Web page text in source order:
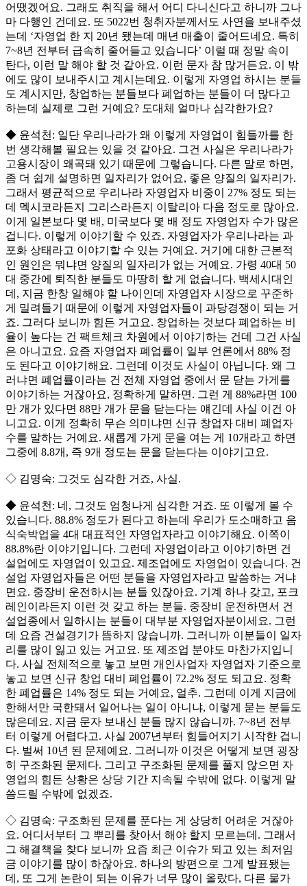
어땠겠어요. 그래도 취직을 해서 어디 다니신다고 하니까 그나
마 다행인 건데요. 또 5022번 청취자분께서도 사연을 보내주셨
는데 ‘자영업 한 지 20년 됐는데 매년 매출이 줄어드네요. 특히
7~8년 전부터 급속히 줄어들고 있습니다’ 이럴 때 정말 속이
탄다, 이런 말 해야 할 것 같아요. 이런 문자 참 많거든요. 이 밖
에도 많이 보내주시고 계시는데요. 이렇게 자영업 하시는 분들
도 계시지만, 창업하는 분들보다 폐업하는 분들이 더 많다고
하는데 실제로 그런 거예요? 도대체 얼마나 심각한가요?
◆ 윤석천: 일단 우리나라가 왜 이렇게 자영업이 힘들까를 한
번 생각해볼 필요는 있을 것 같아요. 그건 사실은 우리나라가
고용시장이 왜곡돼 있기 때문에 그렇습니다. 다른 말로 하면,
좀 더 쉽게 설명하면 일자리가 없어요, 좋은 양질의 일자리가.
그래서 평균적으로 우리나라 자영업자 비중이 27% 정도 되는
데 멕시코라든지 그리스라든지 이탈리아 다음 정도로 많아요.
이게 일본보다 몇 배, 미국보다 몇 배 정도 자영업자 수가 많은
겁니다. 이렇게 이야기할 수 있죠. 자영업자가 우리나라는 과
포화 상태라고 이야기할 수 있는 거예요. 거기에 대한 근본적
인 원인은 뭐냐면 양질의 일자리가 없는 거예요. 가령 40대 50
대 중간에 퇴직한 분들도 마땅히 할 게 없습니다. 백세시대인
데, 지금 한창 일해야 할 나이인데 자영업자 시장으로 꾸준하
게 밀려들기 때문에 이렇게 자영업자들이 과당경쟁이 되는 거
죠. 그러다 보니까 힘든 거고요. 창업하는 것보다 폐업하는 비
율이 높다는 건 팩트체크 차원에서 이야기하는 건데 그건 사실
은 아니고요. 요즘 자영업자 폐업률이 일부 언론에서 88% 정
도 된다고 이야기해요. 그런데 이것도 사실이 아닙니다. 왜 그
러냐면 폐업률이라는 건 전체 자영업 중에서 문 닫는 가게를
이야기하는 거잖아요, 정확하게 말하면. 그런 게 88%라면 100
만 개가 있다면 88만 개가 문을 닫는다는 얘긴데 사실 이건 아
니고요. 이게 정확히 무슨 의미냐면 신규 창업자 대비 폐업자
수를 말하는 거예요. 새롭게 가게 문을 여는 게 10개라고 하면
그중에 8.8개, 즉 9개 정도는 문을 닫는다는 이야기고요.
◇ 김명숙: 그것도 심각한 거죠, 사실.
◆ 윤석천: 네, 그것도 엄청나게 심각한 거죠. 또 이렇게 볼 수
있습니다. 88.8% 정도가 된다고 하는데 우리가 도소매하고 음
식숙박업을 4대 대표적인 자영업자라고 이야기해요. 이쪽이
88.8%란 이야기입니다. 그런데 자영업이라고 이야기하면 건
설업에도 자영업이 있고요. 제조업에도 자영업이 있습니다. 건
설업 자영업자들은 어떤 분들을 자영업자라고 말씀하는 거냐
면요. 중장비 운전하시는 분들 있잖아요. 기계 하나 갖고, 포크
레인이라든지 이런 것 갖고 하는 분들. 중장비 운전하면서 건
설업종에서 일하시는 분들이 대부분 자영업자분이세요. 그런
데 요즘 건설경기가 뜸하지 않습니까. 그러니까 이분들이 일자
리를 많이 잃고 있는 거고요. 또 제조업 분야도 마찬가지입니
다. 사실 전체적으로 놓고 보면 개인사업자 자영업자 기준으로
놓고 보면 신규 창업 대비 폐업률이 72.2% 정도 되고요. 정확
한 폐업률은 14% 정도 되는 거예요, 얼추. 그런데 이게 지금에
한해서만 국한돼서 일어나는 일이 아니냐, 이렇게 묻는 분들도
많은데요. 지금 문자 보내신 분들 많지 않습니까. 7~8년 전부
터 이렇게 어렵다고. 사실 2007년부터 힘들어지기 시작한 겁니
다. 벌써 10년 된 문제예요. 그러니까 이것은 어떻게 보면 굉장
히 구조화된 문제다. 그리고 구조화된 문제를 풀지 않으면 자
영업의 힘든 상황은 상당 기간 지속될 수밖에 없다. 이렇게 말
씀드릴 수밖에 없겠죠.
◇ 김명숙: 구조화된 문제를 푼다는 게 상당히 어려운 거잖아
요. 어디서부터 그 뿌리를 찾아서 해야 할지 모르는데. 그래서
그 해결책을 찾다 보니까 요즘 최근 이슈가 되고 있는 최저임
금 이야기를 많이 하잖아요. 하나의 방편으로 그게 발표됐는
데, 또 그게 논란이 되는 이유가 너무 많이 올랐다, 다른 물가